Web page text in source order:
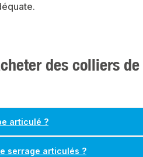
des colliers
articulé ?
serrage articulés ?